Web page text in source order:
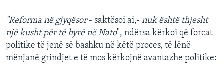
"Reforma në gjyqësor- saktësoi ai,- nuk është thjesht
një kusht për të hyrë në Nato", ndërsa kërkoi që forcat
politike të jenë së bashku në këtë proces, të lënë
mënjanë grindjet e të mos kërkojnë avantazhe politike: